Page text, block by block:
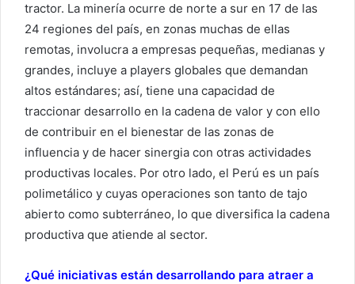
tractor. La minería ocurre de norte a sur en 17 de las
24 regiones del país, en zonas muchas de ellas
remotas, involucra a empresas pequeñas, medianas y
grandes, incluye a players globales que demandan
altos estándares; así, tiene una capacidad de
traccionar desarrollo en la cadena de valor y con ello
de contribuir en el bienestar de las zonas de
influencia y de hacer sinergia con otras actividades
productivas locales. Por otro lado, el Perú es un país
polimetálico y cuyas operaciones son tanto de tajo
abierto como subterráneo, lo que diversifica la cadena
productiva que atiende al sector.
¿Qué iniciativas están desarrollando para atraer a